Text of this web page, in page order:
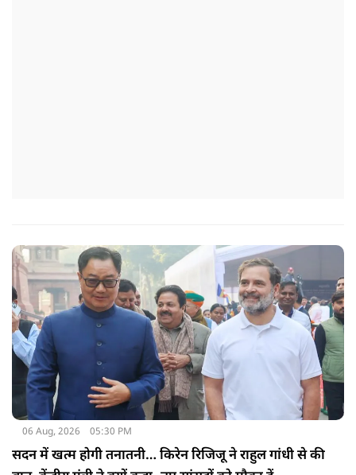
06 Aug, 2026 05:30 PM
सदन में खत्म होगी तनातनी… किरेन रिजिजू ने राहुल गांधी से की